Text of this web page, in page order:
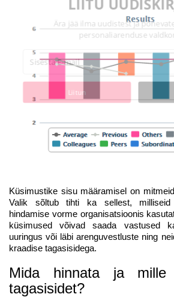
Küsimustike sisu määramisel on
Valik sõltub tihti ka sellest,
hindamise vorme organisatsioonis
küsimused võivad saada vastused
uuringus või läbi arenguvestluste ning
kraadise tagasisidega.
Mida hinnata ja mille
tagasisidet?
Ära jää ilma uudistest ja
personaliarenduse
Liitun